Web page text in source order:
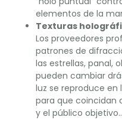
elementos de la
Texturas
Los proveedores
patrones de
las estrellas, panal,
pueden cambiar
luz se reproduce
para que coincidan
y el público objetivo..